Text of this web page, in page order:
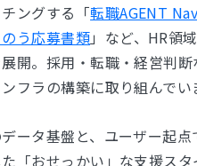
ングする「転職AGENT
う応募書類」など、HR領
開。採用・転職・経営判
フラの構築に取り組んでい
ータ基盤と、ユーザー起
「おせっかい」な支援ス